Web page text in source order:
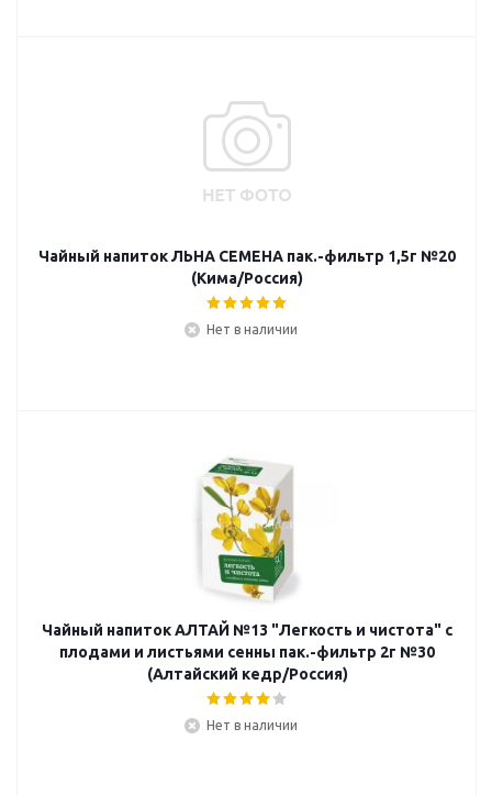
Чайный напиток ЛЬНА СЕМЕНА пак.-фильтр 1,5г №20
(Кима/Россия)
Нет в наличии
Чайный напиток АЛТАЙ №13 "Легкость и чистота" с
плодами и листьями сенны пак.-фильтр 2г №30
(Алтайский кедр/Россия)
Нет в наличии